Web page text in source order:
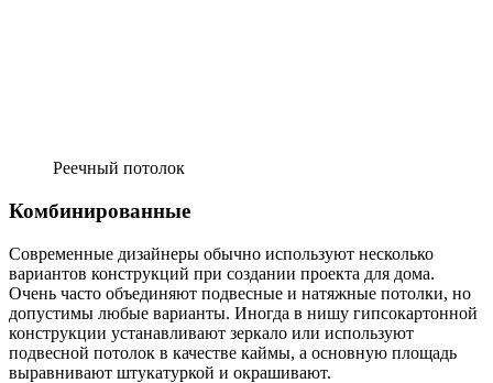
Реечный потолок
Комбинированные
Современные дизайнеры обычно используют несколько
вариантов конструкций при создании проекта для дома.
Очень часто объединяют подвесные и натяжные потолки, но
допустимы любые варианты. Иногда в нишу гипсокартонной
конструкции устанавливают зеркало или используют
подвесной потолок в качестве каймы, а основную площадь
выравнивают штукатуркой и окрашивают.